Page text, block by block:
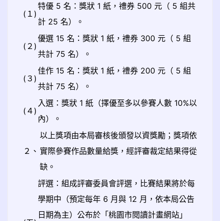
(１)
特優 5 名：獎狀 1 紙，禮券 500 元（ 5 組共
計 25 名）。
(２)
優選 15 名：獎狀 1 紙，禮券 300 元（ 5 組
共計 75 名）。
(３)
佳作 15 名：獎狀 1 紙，禮券 200 元（ 5 組
共計 75 名）。
(４)
入選：獎狀 1 紙（擇優至多以參賽人數 10%以
內）。
２、
以上獎項由本局審核後頒發以資獎勵；獎項依
實際參賽作品數量給獎，經評審裁定結果得從
缺。
評選：組成評審委員會評選，比賽結果將於每
學期中（預定每年 6 月與 12 月，依本局公告
日期為主）公布於「桃園市閱讀計畫網站」